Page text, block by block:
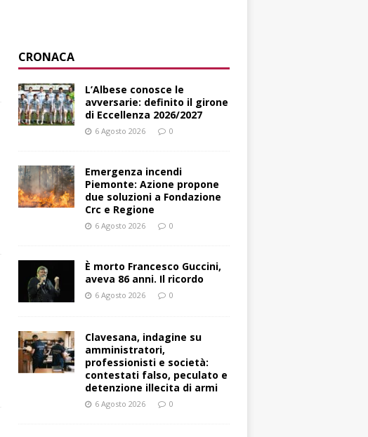
CRONACA
L’Albese conosce le
avversarie: definito il girone
di Eccellenza 2026/2027
6 Agosto 2026 0
Emergenza incendi
Piemonte: Azione propone
due soluzioni a Fondazione
Crc e Regione
6 Agosto 2026 0
È morto Francesco Guccini,
aveva 86 anni. Il ricordo
6 Agosto 2026 0
Clavesana, indagine su
amministratori,
professionisti e società:
contestati falso, peculato e
detenzione illecita di armi
6 Agosto 2026 0